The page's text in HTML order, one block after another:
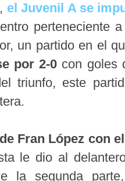
el Juvenil A se
perteneciente
un partido en el
por 2-0 con goles
triunfo, este
Fran López con
le dio al
la segunda